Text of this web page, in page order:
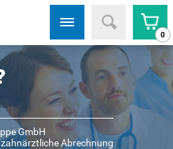
0
GmbH
Abrechnung